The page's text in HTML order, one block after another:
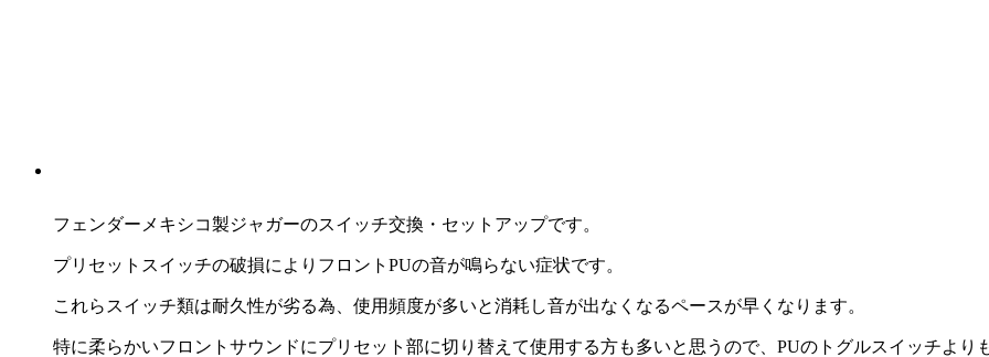
フェンダーメキシコ製ジャガーのスイッチ交換・セットアップです。
プリセットスイッチの破損によりフロントPUの音が鳴らない症状です。
これらスイッチ類は耐久性が劣る為、使用頻度が多いと消耗し音が出なくなるペースが早くなります。
特に柔らかいフロントサウンドにプリセット部に切り替えて使用する方も多いと思うので、PUのトグルスイッチより